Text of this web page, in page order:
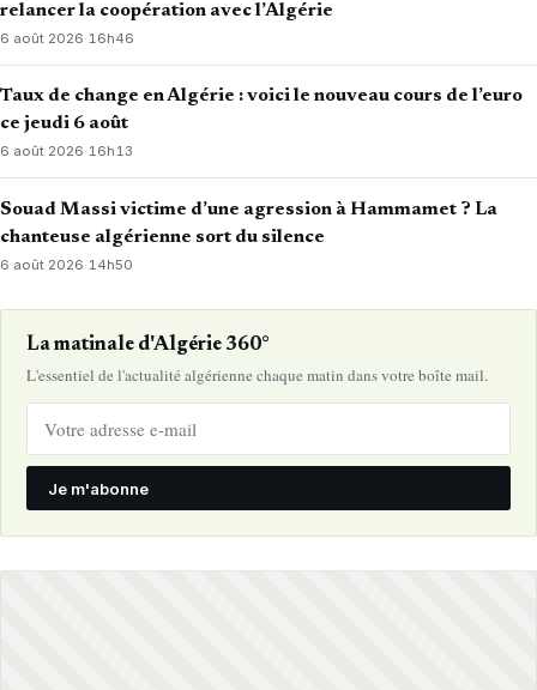
relancer la coopération avec l’Algérie
6 août 2026·16h46
Taux de change en Algérie : voici le nouveau cours de l’euro
ce jeudi 6 août
6 août 2026·16h13
Souad Massi victime d’une agression à Hammamet ? La
chanteuse algérienne sort du silence
6 août 2026· 14h50
La matinale d'Algérie 360°
L'essentiel de l'actualité algérienne chaque matin dans votre boîte mail.
Je m'abonne